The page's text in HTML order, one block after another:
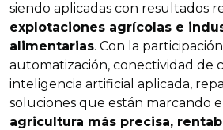
siendo aplicadas con resultados
explotaciones agrícolas e
alimentarias. Con la
automatización, conectividad de
inteligencia artificial aplicada,
soluciones que están marcando
agricultura más precisa,